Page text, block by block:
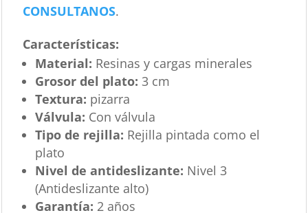
CONSULTANOS.
Características:
Material: Resinas y cargas minerales
Grosor del plato: 3 cm
Textura: pizarra
Válvula: Con válvula
Tipo de rejilla: Rejilla pintada como el
plato
Nivel de antideslizante: Nivel 3
(Antideslizante alto)
Garantía: 2 años